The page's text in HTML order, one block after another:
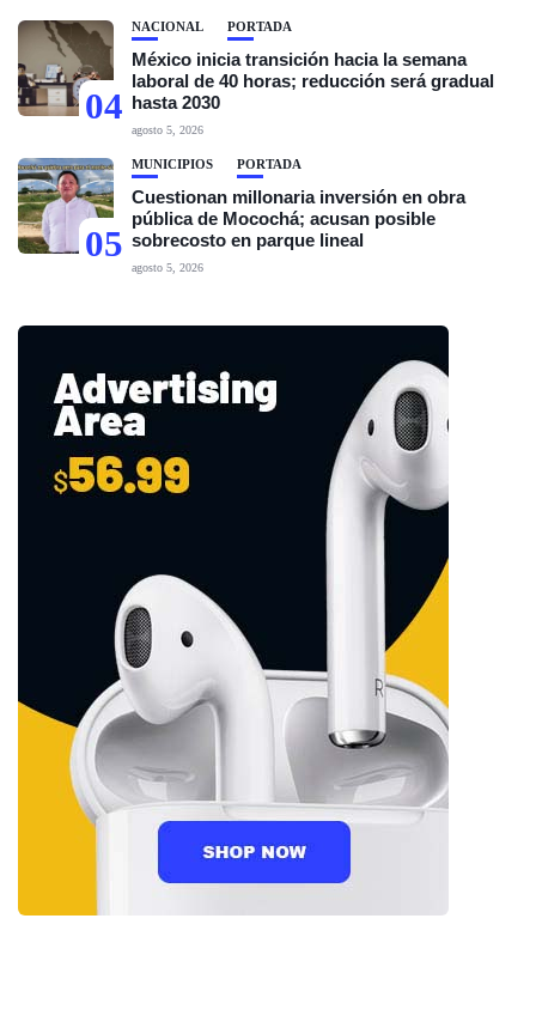
04
NACIONAL PORTADA
México inicia transición hacia la semana
laboral de 40 horas; reducción será gradual
hasta 2030
agosto 5, 2026
05
MUNICIPIOS PORTADA
Cuestionan millonaria inversión en obra
pública de Mocochá; acusan posible
sobrecosto en parque lineal
agosto 5, 2026